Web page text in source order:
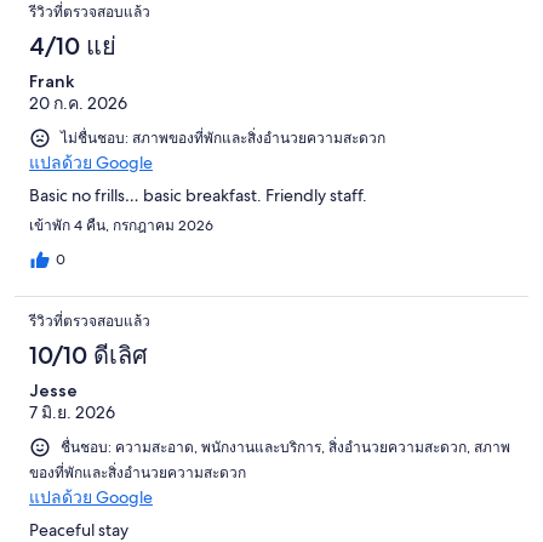
รีวิวที่ตรวจสอบแล้ว
4/10 แย่
Frank
20 ก.ค. 2026
ไม่ชื่นชอบ: สภาพของที่พักและสิ่งอำนวยความสะดวก
แปลด้วย Google
Basic no frills… basic breakfast. Friendly staff.
เข้าพัก 4 คืน, กรกฎาคม 2026
0
รีวิวที่ตรวจสอบแล้ว
10/10 ดีเลิศ
Jesse
7 มิ.ย. 2026
ชื่นชอบ: ความสะอาด, พนักงานและบริการ, สิ่งอำนวยความสะดวก, สภาพ
ของที่พักและสิ่งอำนวยความสะดวก
แปลด้วย Google
Peaceful stay